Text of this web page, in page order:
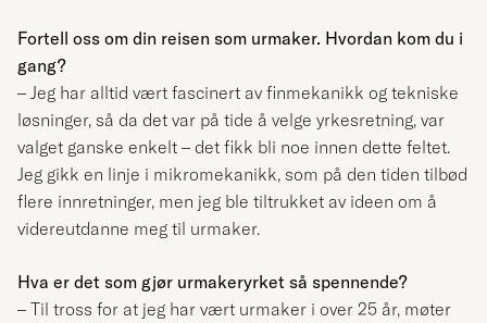
Fortell oss om din reisen som urmaker. Hvordan kom du i
gang?
– Jeg har alltid vært fascinert av finmekanikk og tekniske
løsninger, så da det var på tide å velge yrkesretning, var
valget ganske enkelt – det fikk bli noe innen dette feltet.
Jeg gikk en linje i mikromekanikk, som på den tiden tilbød
flere innretninger, men jeg ble tiltrukket av ideen om å
videreutdanne meg til urmaker.
Hva er det som gjør urmakeryrket så spennende?
– Til tross for at jeg har vært urmaker i over 25 år, møter